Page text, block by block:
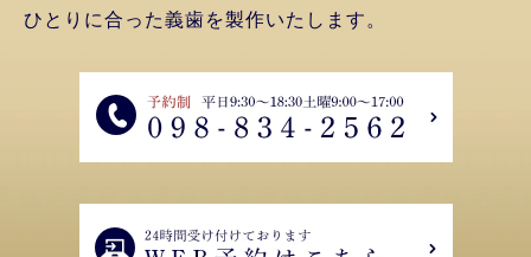
ひとりに合った義歯を製作いたします。